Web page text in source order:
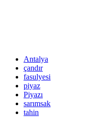
Antalya
çandır
fasulyesi
piyaz
Piyazı
sarımsak
tahin